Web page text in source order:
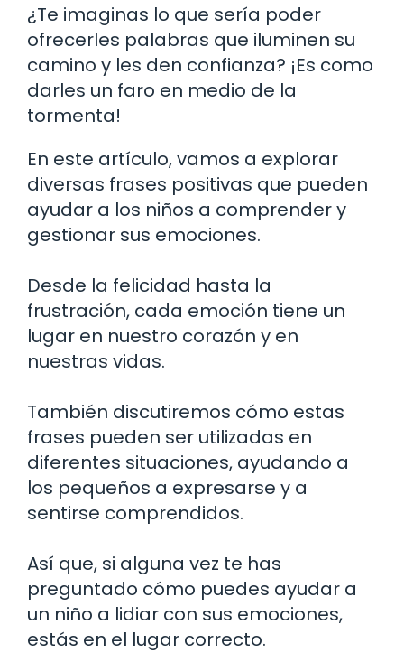
¿Te imaginas lo que sería poder
ofrecerles palabras que iluminen su
camino y les den confianza? ¡Es como
darles un faro en medio de la
tormenta!
En este artículo, vamos a explorar
diversas frases positivas que pueden
ayudar a los niños a comprender y
gestionar sus emociones.
Desde la felicidad hasta la
frustración, cada emoción tiene un
lugar en nuestro corazón y en
nuestras vidas.
También discutiremos cómo estas
frases pueden ser utilizadas en
diferentes situaciones, ayudando a
los pequeños a expresarse y a
sentirse comprendidos.
Así que, si alguna vez te has
preguntado cómo puedes ayudar a
un niño a lidiar con sus emociones,
estás en el lugar correcto.